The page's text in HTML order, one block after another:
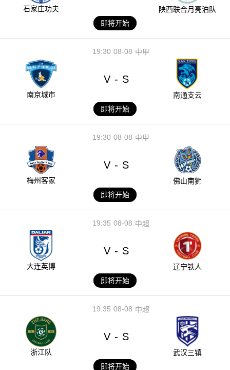
石家庄功夫
陕西联合月亮泊队
即将开始
08-08
19:30 中甲
南京城市
V - S
南通支云
即将开始
08-08
19:30 中甲
梅州客家
V - S
佛山南狮
即将开始
08-08
19:35 中超
大连英博
V - S
辽宁铁人
即将开始
08-08
19:35 中超
浙江队
V - S
武汉三镇
即将开始